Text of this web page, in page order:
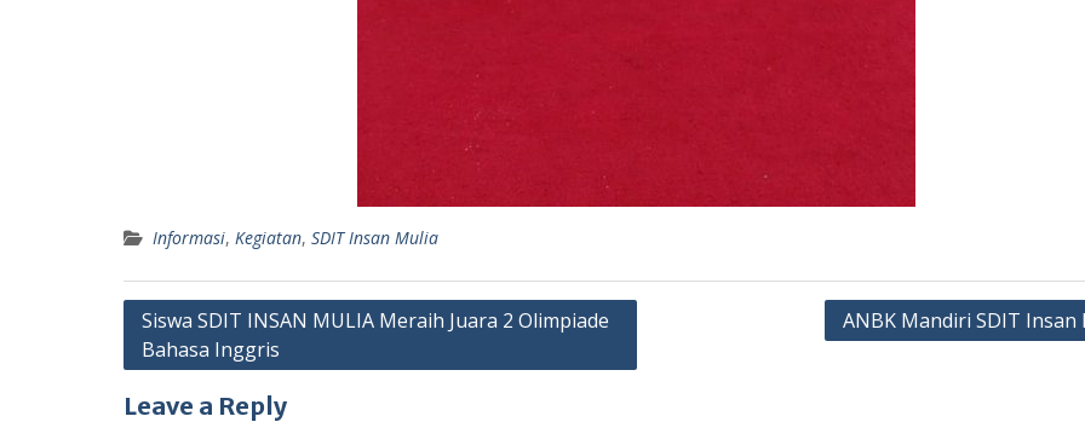
Informasi, Kegiatan, SDIT Insan Mulia
Post
navigation
Siswa SDIT INSAN MULIA Meraih Juara 2 Olimpiade
Bahasa Inggris
ANBK Mandiri SDIT Insan
Leave a Reply